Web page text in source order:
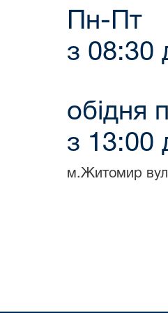
Пн-Пт
з 08:30
обідня
з 13:00
м.Житомир